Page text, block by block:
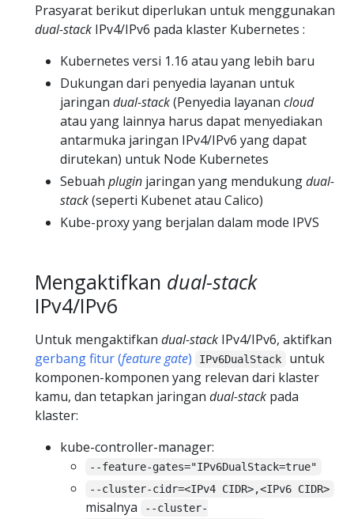
Prasyarat berikut diperlukan untuk menggunakan
dual-stack IPv4/IPv6 pada klaster Kubernetes :
Kubernetes versi 1.16 atau yang lebih baru
Dukungan dari penyedia layanan untuk
jaringan dual-stack(Penyedia layanan cloud
atau yang lainnya harus dapat menyediakan
antarmuka jaringan IPv4/IPv6 yang dapat
dirutekan) untuk Node Kubernetes
Sebuah plugin jaringan yang mendukungdual-
stack(seperti Kubenet atau Calico)
Kube-proxy yang berjalan dalam mode IPVS
Mengaktifkan dual-stack
IPv4/IPv6
Untuk mengaktifkan dual-stack IPv4/IPv6, aktifkan
gerbang fitur (feature gate) IPv6DualStack
untuk
komponen-komponen yang relevan dari klaster
kamu, dan tetapkan jaringan dual-stack pada
klaster:
kube-controller-manager:
--feature-gates="IPv6DualStack=true"
--cluster-cidr=<IPv4 CIDR>,<IPv6 CIDR>
misalnya
--cluster-